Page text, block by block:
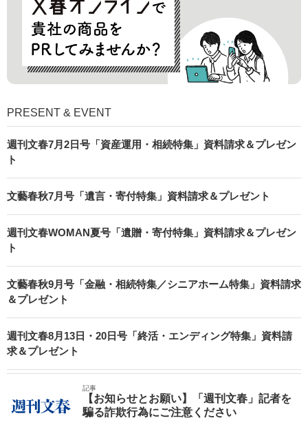
PRESENT & EVENT
週刊文春7月2日号「資産運用・相続特集」資料請求＆プレゼン
ト
文藝春秋7月号「遺言・寄付特集」資料請求＆プレゼント
週刊文春WOMAN夏号「遺贈・寄付特集」資料請求＆プレゼン
ト
文藝春秋9月号「金融・相続特集／シニアホーム特集」資料請求
＆プレゼント
週刊文春8月13日・20日号「終活・エンディング特集」資料請
求＆プレゼント
記事
【お知らせとお願い】「週刊文春」記者を
騙る詐欺行為にご注意ください